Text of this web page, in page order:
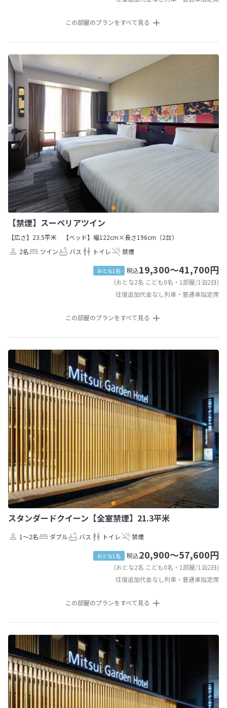
この部屋のプランをすべて見る
【禁煙】スーペリアツイン
【広さ】23.5平米
【ベッド】幅122cm×長さ196cm（2台）
2名
ツイン バス トイレ 禁煙
おとな1名 税込19,300～41,700円
(おとな2名 こども0名・1部屋/1泊2日)
往復追加代金なし列車・普通車指定席
この部屋のプランをすべて見る
スタンダードクイーン【全室禁煙】21.3平米
1～2名 ダブル バス トイレ 禁煙
おとな1名 税込20,900～57,600円
(おとな2名 こども0名・1部屋/1泊2日)
往復追加代金なし列車・普通車指定席
この部屋のプランをすべて見る